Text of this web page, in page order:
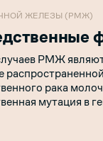
ЖЕЛЕЗЫ (РМЖ)
РМЖ
рака
мутация в